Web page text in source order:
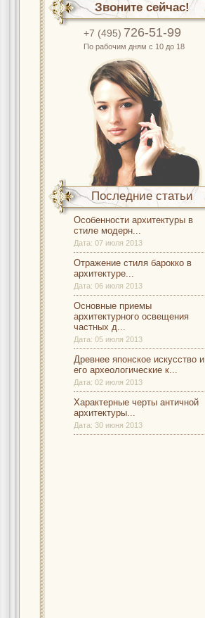
Звоните сейчас!
+7 (495) 726-51-99
По рабочим дням с 10 до 18
Последние статьи
Особенности архитектуры в
стиле модерн...
Дата: 07 июля 2013
Отражение стиля барокко в
архитектуре...
Дата: 06 июля 2013
Основные приемы
архитектурного освещения
частных д...
Дата: 05 июля 2013
Древнее японское искусство и
его археологические к...
Дата: 02 июля 2013
Характерные черты античной
архитектуры...
Дата: 30 июня 2013